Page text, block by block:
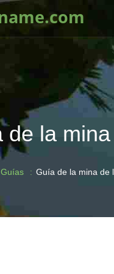
de la
Guías Guía de la mina de